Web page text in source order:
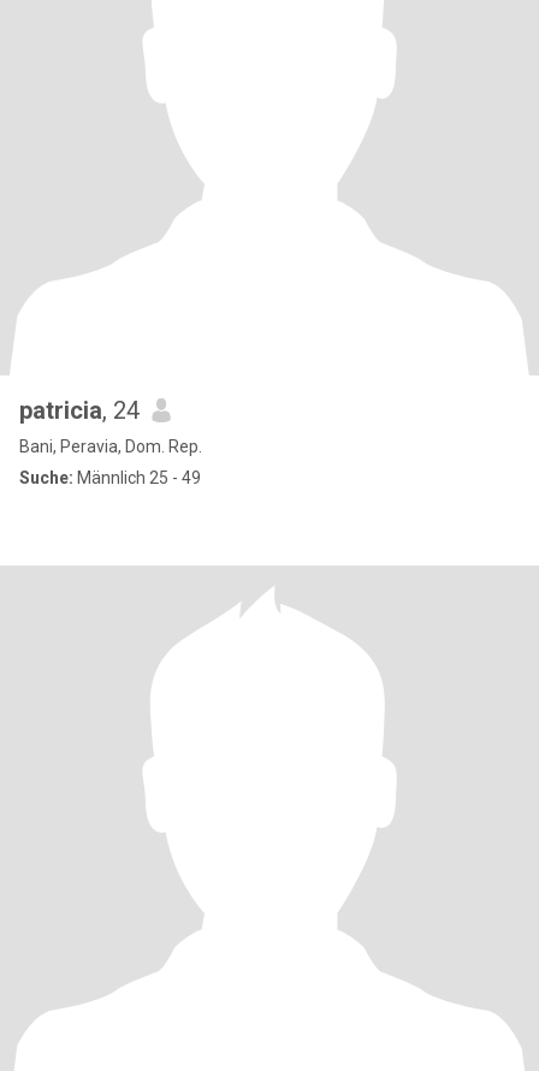
patricia, 24
Bani, Peravia, Dom. Rep.
Suche: Männlich 25 - 49